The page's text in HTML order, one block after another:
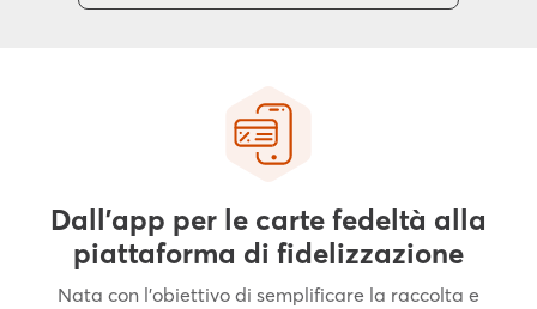
Dall’app per le carte fedeltà alla
piattaforma di fidelizzazione
Nata con l’obiettivo di semplificare la raccolta e